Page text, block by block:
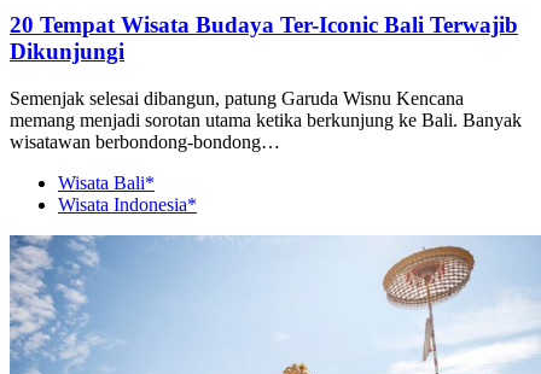
20 Tempat Wisata Budaya Ter-Iconic Bali Terwajib
Dikunjungi
Semenjak selesai dibangun, patung Garuda Wisnu Kencana
memang menjadi sorotan utama ketika berkunjung ke Bali. Banyak
wisatawan berbondong-bondong…
Wisata Bali*
Wisata Indonesia*